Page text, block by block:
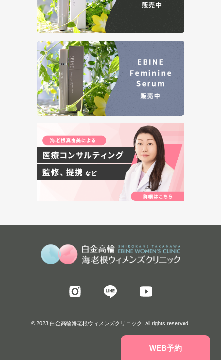
WEB予約
© 2023 白金高輪海老根ウィメンズクリニック. All rights reserved.